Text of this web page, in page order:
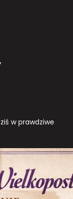
w prawdziwe